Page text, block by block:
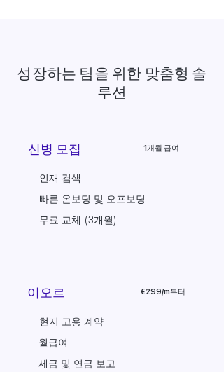
성장하는 팀을 위한 맞춤형 솔
루션
신병 모집 1개월 급여
인재 검색
빠른 온보딩 및 오프보딩
무료 교체 (3개월)
이오르 €299/m부터
현지 고용 계약
월급여
세금 및 연금 보고